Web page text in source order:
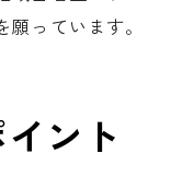
確認する
っています。
ント